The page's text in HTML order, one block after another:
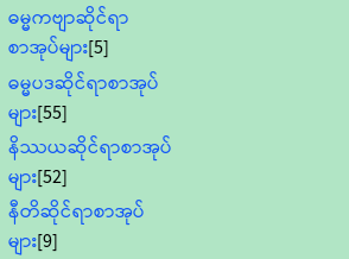
ဓမ္မကဗျာဆိုင်ရာ
စာအုပ်များ[5]
ဓမ္မပဒဆိုင်ရာစာအုပ်
များ[55]
နိဿယဆိုင်ရာစာအုပ်
များ[52]
နီတိဆိုင်ရာစာအုပ်
များ[9]